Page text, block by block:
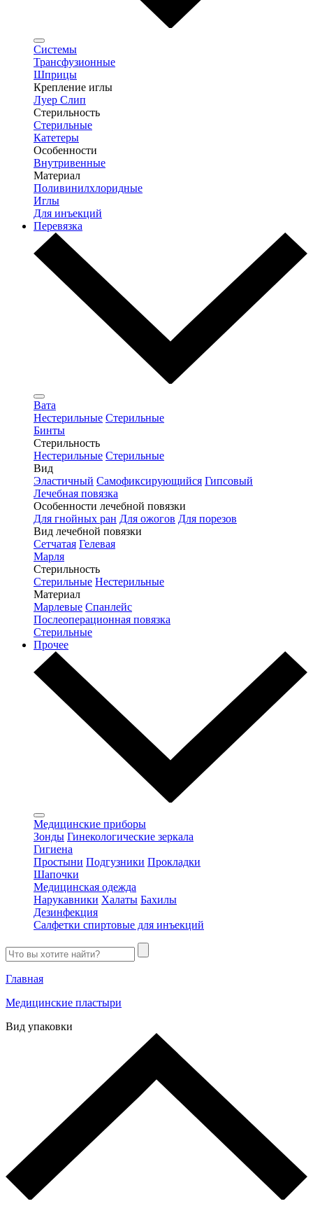
Системы
Трансфузионные
Шприцы
Крепление иглы
Луер Слип
Стерильность
Стерильные
Катетеры
Особенности
Внутривенные
Материал
Поливинилхлоридные
Иглы
Для инъекций
Перевязка
Вата
Нестерильные Стерильные
Бинты
Стерильность
Нестерильные Стерильные
Вид
Эластичный Самофиксирующийся Гипсовый
Лечебная повязка
Особенности лечебной повязки
Для гнойных ран Для ожогов Для порезов
Вид лечебной повязки
Сетчатая Гелевая
Марля
Стерильность
Стерильные Нестерильные
Материал
Марлевые Спанлейс
Послеоперационная повязка
Стерильные
Прочее
Медицинские приборы
Зонды Гинекологические зеркала
Гигиена
Простыни Подгузники Прокладки
Шапочки
Медицинская одежда
Нарукавники Халаты Бахилы
Дезинфекция
Салфетки спиртовые для инъекций
Главная
Медицинские пластыри
Вид упаковки